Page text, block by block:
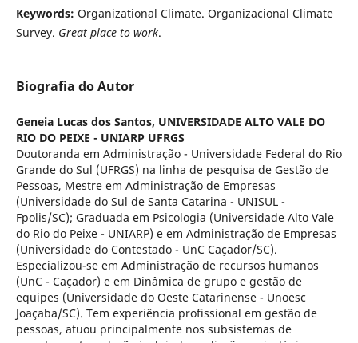
Keywords: Organizational Climate. Organizacional Climate
Survey. Great place to work.
Biografia do Autor
Geneia Lucas dos Santos, UNIVERSIDADE ALTO VALE DO
RIO DO PEIXE - UNIARP UFRGS
Doutoranda em Administração - Universidade Federal do Rio
Grande do Sul (UFRGS) na linha de pesquisa de Gestão de
Pessoas, Mestre em Administração de Empresas
(Universidade do Sul de Santa Catarina - UNISUL -
Fpolis/SC); Graduada em Psicologia (Universidade Alto Vale
do Rio do Peixe - UNIARP) e em Administração de Empresas
(Universidade do Contestado - UnC Caçador/SC).
Especializou-se em Administração de recursos humanos
(UnC - Caçador) e em Dinâmica de grupo e gestão de
equipes (Universidade do Oeste Catarinense - Unoesc
Joaçaba/SC). Tem experiência profissional em gestão de
pessoas, atuou principalmente nos subsistemas de